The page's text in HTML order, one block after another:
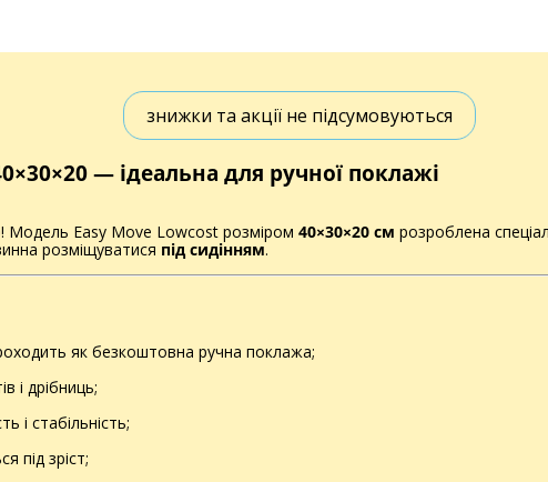
знижки та акції не підсумовуються
— ідеальна для ручної поклажі
Модель Easy Move Lowcost розміром 40×30×20 см розроблена
розміщуватися під сидінням.
як безкоштовна ручна поклажа;
і дрібниць;
і стабільність;
під зріст;